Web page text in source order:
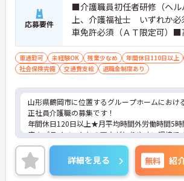
応募要件
■介護職員初任者研修（ヘル
上、介護福祉士 いずれか
車免許必須（ＡＴ限定可）■
職歴あれば尚可
車通勤可 未経験OK 残業少なめ 年間休日110日以上
社会保険完備
交通費支給 退職金制度あり
山形県鶴岡市に位置するグループホームにおける
正社員介護職の募集です！
年間休日120日以上★月平均時間外労働時間5時
度☆プライベートとの両立がとりやすい環境で
ご興味ある方には、面接対策ポイントなど、さ
詳細をお話しいたしますのでお気軽にご相談くだ
い。
詳細を見る 無料 紹